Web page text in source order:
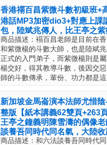
香港禤百昌紫微斗數初級班+
港話MP3加密dio3+對應上課
包，陸斌兆傳人，比王亭之
商品描述：褟百昌老師是目前在
和紫微楊的斗數大師，也是陸斌
正式的入門弟子，而紫微楊則是
楊交好，得其教導斗數，後因交
師的斗數傳承，輩份、功力都是
新加坡金馬崙演本法師尤惜
整版【紙本講義62雙頁+263
王亭之鐘義明陳雪濤的偶像
談養吾同時代同名氣，大陸
商品描述：和六法談養吾同時代